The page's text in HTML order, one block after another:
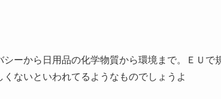
ーから日用品の化学物質から環境まで。ＥＵで
ないといわれてるようなものでしょうよ